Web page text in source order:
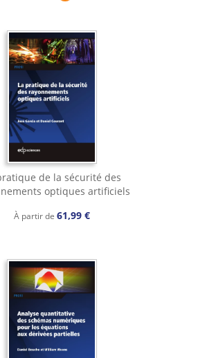
de la sécurité des
optiques artificiels
À partir de 61,99 €